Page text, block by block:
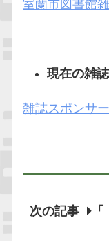
室蘭市図書館
現在の雑
雑誌スポンサ
次の記事